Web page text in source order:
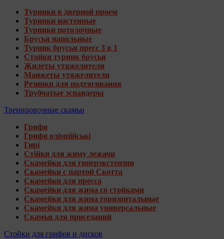
Турники в дверной проем
Турники настенные
Турники потолочные
Брусья напольные
Турник брусья пресс 3 в 1
Стойки турник брусья
Жилеты утяжелители
Манжеты утяжелители
Резинки для подтягивания
Трубчатые эспандеры
Тренировочные скамьи
Грифи
Грифи олімпійські
Гирі
Стійки для жиму лежачи
Скамейки для гиперэкстензии
Скамейки с партой Скотта
Скамейки для пресса
Скамейки для жима со стойками
Скамейки для жима горизонтальные
Скамейки для жима универсальные
Скамьи для приседаний
Стойки для грифов и дисков